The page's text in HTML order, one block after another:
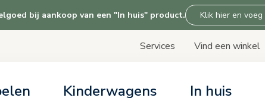
bij aankoop van een "In huis" product. Klik hier en
Services Vind een winkel
Kinderwagens In huis